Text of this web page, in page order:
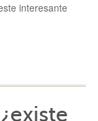
interesante